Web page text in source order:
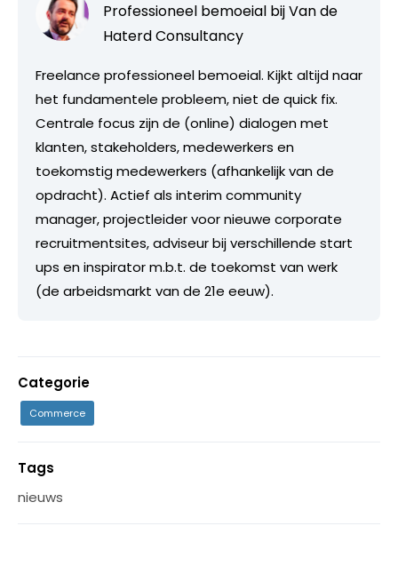
Professioneel bemoeial bijVan de
Haterd Consultancy
Freelance professioneel bemoeial. Kijkt altijd naar
het fundamentele probleem, niet de quick fix.
Centrale focus zijn de (online) dialogen met
klanten, stakeholders, medewerkers en
toekomstig medewerkers (afhankelijk van de
opdracht). Actief als interim community
manager, projectleider voor nieuwe corporate
recruitmentsites, adviseur bij verschillende start
ups en inspirator m.b.t. de toekomst van werk
(de arbeidsmarkt van de 21e eeuw).
Categorie
Commerce
Tags
nieuws